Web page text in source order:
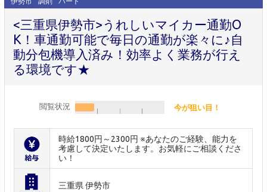
<三重県伊勢市>うれしいマイカー通勤O
K！車通勤可能で毎日の通勤が楽々に♪自
動分包機導入済み！効率よく業務が行え
る環境です★
閲覧状況 今が狙い目！
時給1800円～2300円 ※あなたのご経験、能力を
考慮して決定いたします。お気軽にご相談くださ
い！
三重県 伊勢市